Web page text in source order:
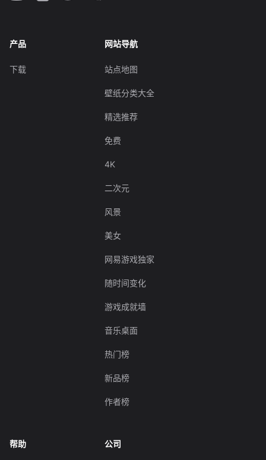
产品
下载
网站导航
站点地图
壁纸分类大全
精选推荐
免费
4K
二次元
风景
美女
网易游戏独家
随时间变化
游戏成就墙
音乐桌面
热门榜
新品榜
作者榜
帮助 公司